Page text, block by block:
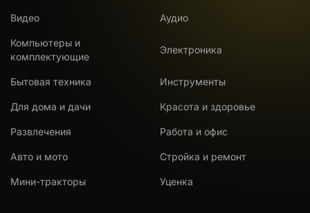
Видео Аудио
Компьютеры и
комплектующие
Электроника
Бытовая техника Инструменты
Для дома и дачи Красота и здоровье
Развлечения Работа и офис
Авто и мото Стройка и ремонт
Мини-тракторы Уценка